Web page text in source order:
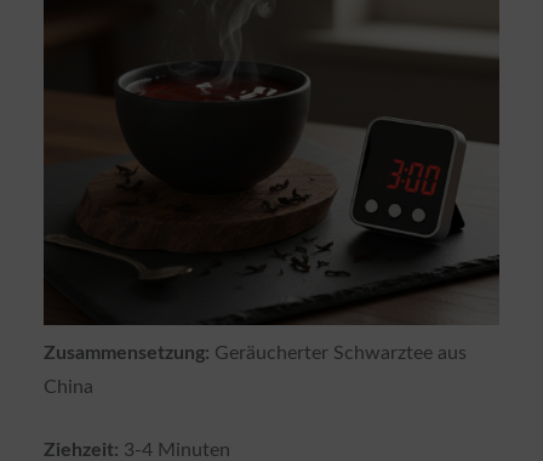
Zusammensetzung: Geräucherter Schwarztee aus
China
Ziehzeit: 3-4 Minuten